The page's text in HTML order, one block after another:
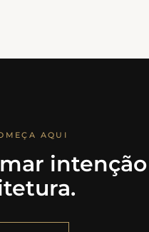
AQUI
intenção